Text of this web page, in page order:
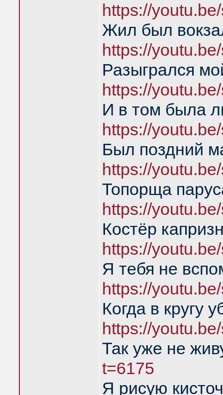
https://
Жил был
https://
Разыгрался
https://
И в том была
https://
Был поздний
https://
Топорща
https://
Костёр
https://
Я тебя не
https://
Когда в кругу
https://
Так уже не
t=6175
Я рисую